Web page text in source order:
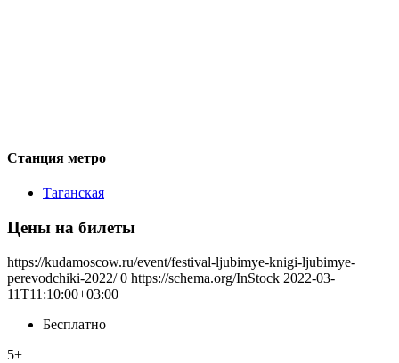
Станция метро
Таганская
Цены на билеты
https://kudamoscow.ru/event/festival-ljubimye-knigi-ljubimye-
perevodchiki-2022/ 0 https://schema.org/InStock 2022-03-
11T11:10:00+03:00
Бесплатно
5+